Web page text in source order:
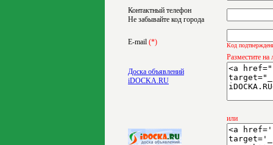
Контактный телефон
Не забывайте код города
E-mail (*) Код
Доска объявлений
iDOCKA.RU
Разместите
или